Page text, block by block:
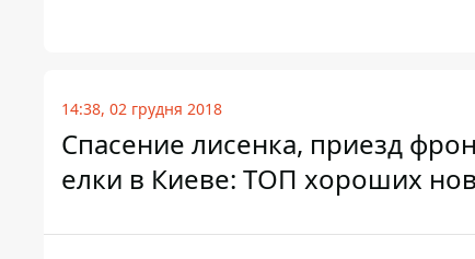
14:38, 02 грудня 2018
Спасение лисенка, приезд
елки в Киеве: ТОП хороших